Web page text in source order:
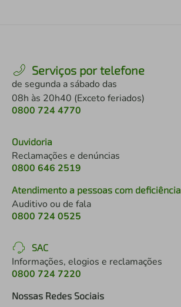
Serviços por telefone
de segunda a sábado das
08h às 20h40 (Exceto feriados)
0800 724 4770
Ouvidoria
Reclamações e denúncias
0800 646 2519
Atendimento a pessoas com deficiência
Auditivo ou de fala
0800 724 0525
SAC
Informações, elogios e reclamações
0800 724 7220
Nossas Redes Sociais